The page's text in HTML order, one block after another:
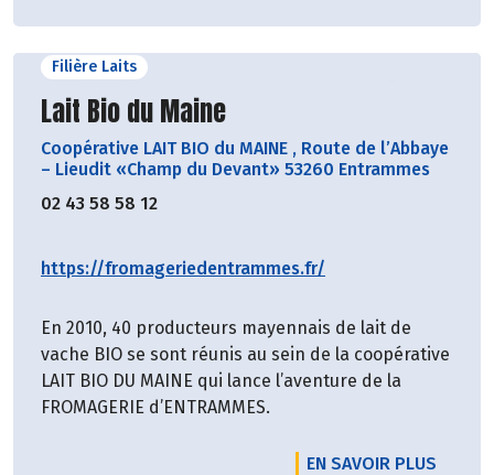
Filière Laits
Découvrir le producteur
Lait Bio du Maine
Coopérative LAIT BIO du MAINE , Route de l’Abbaye
– Lieudit «Champ du Devant» 53260 Entrammes
02 43 58 58 12
https://fromageriedentrammes.fr/
En 2010, 40 producteurs mayennais de lait de
vache BIO se sont réunis au sein de la coopérative
LAIT BIO DU MAINE qui lance l’aventure de la
FROMAGERIE d’ENTRAMMES.
EN SAVOIR PLUS